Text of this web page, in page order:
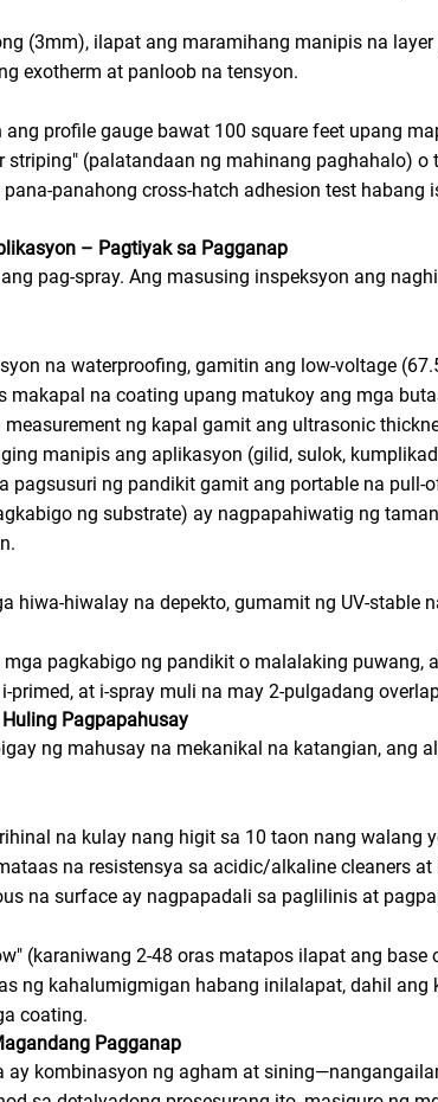
(3mm), ilapat ang maramihang manipis na
exotherm at panloob na tensyon.
profile gauge bawat 100 square feet upang
striping" (palatandaan ng mahinang paghahalo)
panahong cross-hatch adhesion test
– Pagtiyak sa Pagganap
pag-spray. Ang masusing inspeksyon ang
na waterproofing, gamitin ang low-voltage
makapal na coating upang matukoy ang mga
ng kapal gamit ang ultrasonic
manipis ang aplikasyon (gilid, sulok,
pagsusuri ng pandikit gamit ang portable na
ng substrate) ay nagpapahiwatig ng
hiwa-hiwalay na depekto, gumamit ng UV-
mga pagkabigo ng pandikit o malalaking
at i-spray muli na may 2-pulgadang
Pagpapahusay
ng mahusay na mekanikal na katangian, ang
na kulay nang higit sa 10 taon nang walang
na resistensya sa acidic/alkaline cleaners
na surface ay nagpapadali sa paglilinis at
(karaniwang 2-48 oras matapos ilapat ang
ng kahalumigmigan habang inilalapat, dahil
coating.
Pagganap
ay kombinasyon ng agham at